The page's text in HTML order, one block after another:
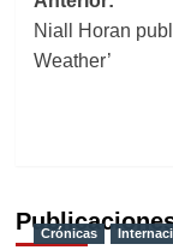
de
Niall Horan
Weather’
Crónicas